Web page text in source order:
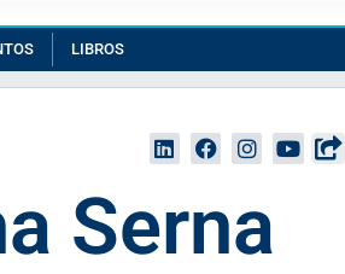
LIBROS
Serna